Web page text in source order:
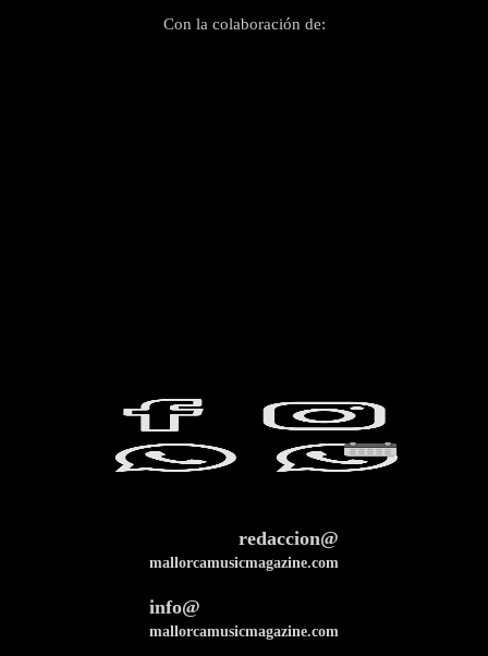
Con la colaboración de:
redaccion@
mallorcamusicmagazine.com
info@
mallorcamusicmagazine.com